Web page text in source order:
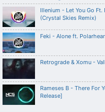
Illenium - Let You Go Ft.
(Crystal Skies Remix)
Feki - Alone ft.
Retrograde & Xomu -
Rameses B - There For
Release]